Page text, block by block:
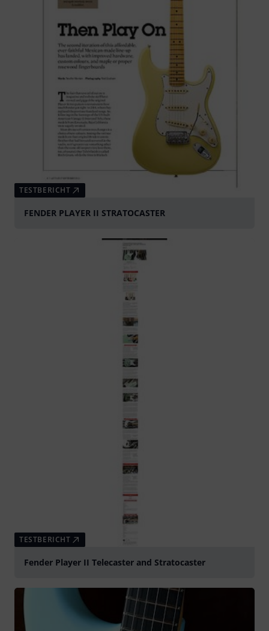
TESTBERICHT
FENDER PLAYER II STRATOCASTER
TESTBERICHT
Fender Player II Telecaster and Stratocaster